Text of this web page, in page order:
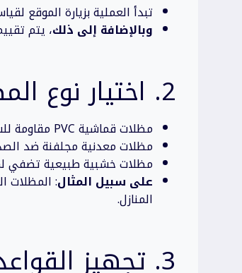
تبدأ العملية بزيارة الموقع
وبالإضافة إلى ذلك، يتم
2. اختيار نوع المظلة
مظلات قماشية PVC مقاومة للشمس والأمطار.
مظلات معدنية مجلفنة ضد
مظلات خشبية طبيعية تضفي
على سبيل المثال: المظلات
المنازل.
3. تجهيز القواعد